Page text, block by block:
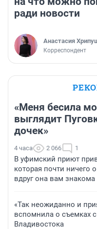
ради новости
Анастасия
Корреспондент
«Меня бесила
выглядит
дочек»
4 часа 2 066 1
В уфимский приют
которая почти ничего
вдруг она вам знакома
«Так неожиданно и
вспомнила о съемках
Владивостока